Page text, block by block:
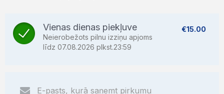
€15.00
Vienas dienas piekļuve
Neierobežots pilnu izziņu apjoms
līdz 07.08.2026 plkst.23:59